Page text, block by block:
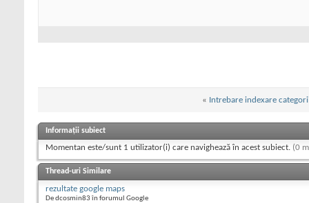
« Intrebare indexare
Informații subiect
Momentan este/sunt 1 utilizator(i) care navighează în acest subiect. (0
Thread-uri Similare
rezultate google maps
De dcosmin83 în forumul Google